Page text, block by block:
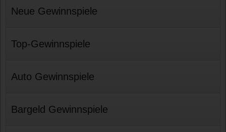
Neue Gewinnspiele
Top-Gewinnspiele
Auto Gewinnspiele
Bargeld Gewinnspiele